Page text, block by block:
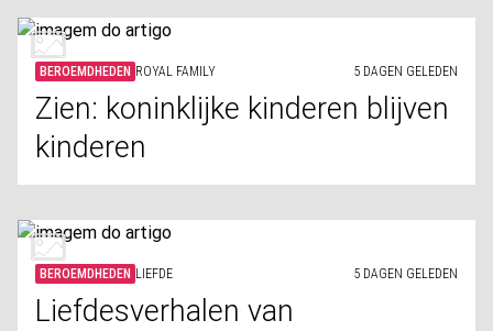
BEROEMDHEDEN ROYAL FAMILY 5 DAGEN GELEDEN
Zien: koninklijke kinderen blijven
kinderen
BEROEMDHEDEN LIEFDE 5 DAGEN GELEDEN
Liefdesverhalen van